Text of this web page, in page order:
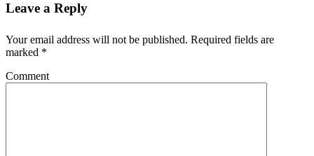
Leave a Reply
Your email address will not be published. Required fields are
marked *
Comment